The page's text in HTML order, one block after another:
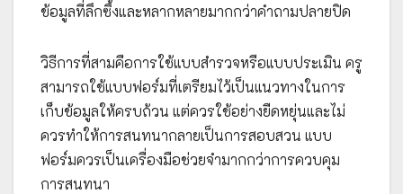
ข้อมูลที่ลึกซึ้งและหลากหลายมากกว่าคำถามปลายปิด
วิธีการที่สามคือการใช้แบบสำรวจหรือแบบประเมิน ครู
สามารถใช้แบบฟอร์มที่เตรียมไว้เป็นแนวทางในการ
เก็บข้อมูลให้ครบถ้วน แต่ควรใช้อย่างยืดหยุ่นและไม่
ควรทำให้การสนทนากลายเป็นการสอบสวน แบบ
ฟอร์มควรเป็นเครื่องมือช่วยจำมากกว่าการควบคุม
การสนทนา